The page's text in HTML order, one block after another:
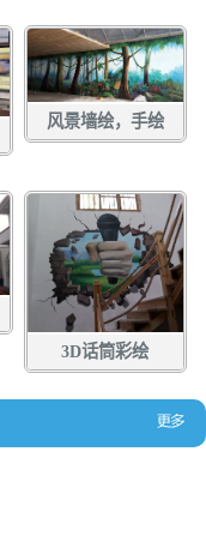
风景墙绘，手绘
3D话筒彩绘